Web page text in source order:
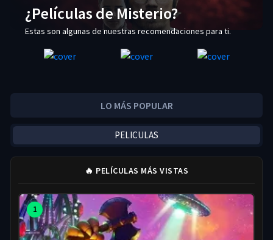
¿Películas de Misterio?
Estas son algunas de nuestras recomendaciones para ti.
LO MÁS POPULAR
PELICULAS
🔥 PELÍCULAS MÁS VISTAS
1